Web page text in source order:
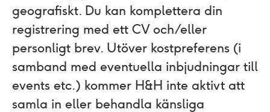
geografiskt. Du kan komplettera din
registrering med ett CV och/eller
personligt brev. Utöver kostpreferens (i
samband med eventuella inbjudningar till
events etc.) kommer H&H inte aktivt att
samla in eller behandla känsliga